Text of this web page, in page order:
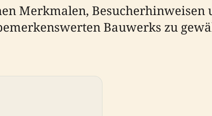
Merkmalen, Besucherhinweisen
Bauwerks zu